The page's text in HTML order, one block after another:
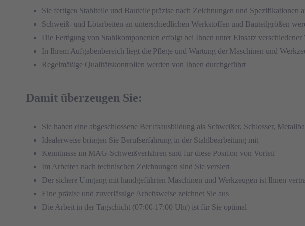
Sie fertigen Stahlteile und Bauteile präzise nach Zeichnungen und Spezifikationen
Schweiß- und Lötarbeiten an unterschiedlichen Werkstoffen und Bauteilgrößen
Die Fertigung von Stahlkomponenten erfolgt bei Ihnen unter Einsatz verschiedener
In Ihrem Aufgabenbereich liegt die Pflege und Wartung der Maschinen und
Regelmäßige Qualitätskontrollen werden von Ihnen durchgeführt
Damit überzeugen Sie:
Sie haben eine abgeschlossene Berufsausbildung als Schweißer, Schlosser,
Idealerweise bringen Sie Berufserfahrung in der Stahlbearbeitung mit
Kenntnisse im MAG-Schweißverfahren sind für diese Position von Vorteil
Im Arbeiten nach technischen Zeichnungen sind Sie versiert
Der sichere Umgang mit handgeführten Maschinen und Werkzeugen ist Ihnen
Eine präzise und zuverlässige Arbeitsweise zeichnet Sie aus
Die Arbeit in der Tagschicht (07:00-17:00 Uhr) ist für Sie optimal